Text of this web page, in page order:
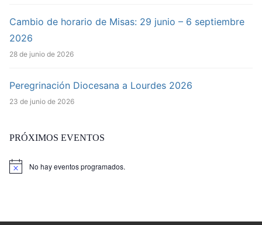
Cambio de horario de Misas: 29 junio – 6 septiembre
2026
28 de junio de 2026
Peregrinación Diocesana a Lourdes 2026
23 de junio de 2026
PRÓXIMOS EVENTOS
Aviso No hay eventos programados.